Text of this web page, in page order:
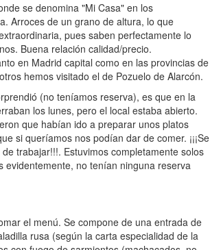
se denomina "Mi Casa" en los
Arroces de un grano de altura, lo que
pues saben perfectamente lo
Buena relación calidad/precio.
en Madrid capital como en las provincias de
hemos visitado el de Pozuelo de Alarcón.
(no teníamos reserva), es que en la
los lunes, pero el local estaba abierto.
que habían ido a preparar unos platos
si queríamos nos podían dar de comer. ¡¡¡Se
trabajar!!!. Estuvimos completamente solos
evidentemente, no tenían ninguna reserva
el menú. Se compone de una entrada de
rusa (según la carta especialidad de la